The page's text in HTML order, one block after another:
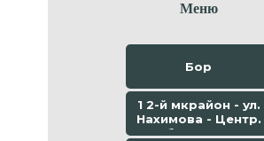
Меню
Бор
1 2-й мкрайон - ул.
Нахимова - Центр.
больница